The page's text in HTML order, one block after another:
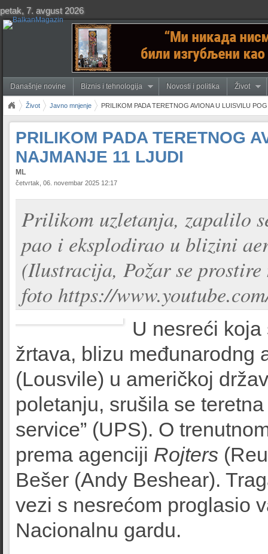
petak, 7. avgust 2026
Današnje novine Biznis i tehnologija Novosti i politika Život
Život Javno mnjenje PRILIKOM PADA TERETNOG AVIONA U LUISVILU
PRILIKOM PADA TERETNOG
NAJMANJE 11 LJUDI
ML
četvrtak, 06. novembar 2025 12:17
Prilikom uzletanja, zapalilo
pao i eksplodirao u blizini
(Ilustracija, Požar se
foto https://
U nesreći
žrtava, blizu međunarodng
(Lousvile) u američkoj
poletanju, srušila se
service” (UPS). O
prema agenciji Rojters
Bešer (Andy Beshear).
vezi s nesrećom proglasio
Nacionalnu gardu.